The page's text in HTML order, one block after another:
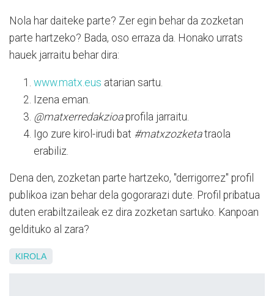
Nola har daiteke parte? Zer egin behar da zozketan
parte hartzeko? Bada, oso erraza da. Honako urrats
hauek jarraitu behar dira:
www.matx.eus atarian sartu.
Izena eman.
@matxerredakzioaprofila jarraitu.
Igo zure kirol-irudi bat #matxzozketatraola
erabiliz.
Dena den, zozketan parte hartzeko, "derrigorrez" profil
publikoa izan behar dela gogorarazi dute. Profil pribatua
duten erabiltzaileak ez dira zozketan sartuko. Kanpoan
geldituko al zara?
KIROLA